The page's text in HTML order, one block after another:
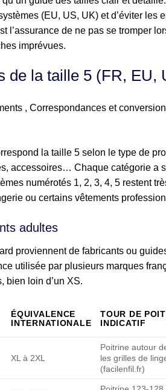
(EU, US, UK) et d’éviter les
l’assurance de ne pas se tromper
imprévues.
de la taille 5 (FR, EU,
la taille 5 selon le type de
accessoires… Chaque catégorie a
numérotés 1, 2, 3, 4, 5 restent
ou certains vêtements
adultes
proviennent de fabricants ou
utilisée par plusieurs marques
bien loin d’un XS.
ÉQUIVALENCE
INTERNATIONALE
TOUR DE
INDICATIF
XL à 2XL
Poitrine autour
les grilles de
(facilenfil.fr)